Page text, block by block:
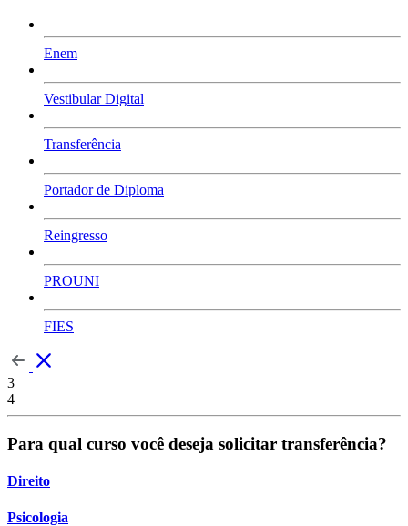
Enem
Vestibular Digital
Transferência
Portador de Diploma
Reingresso
PROUNI
FIES
3
4
Para qual curso você deseja solicitar transferência?
Direito
Psicologia